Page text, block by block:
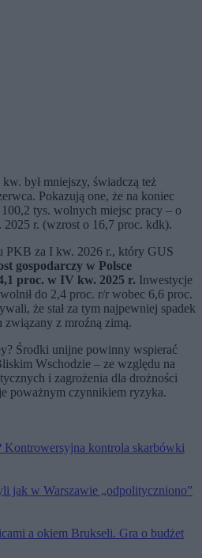
był mniejszy, świadczą też
Pokazują one, że na koniec
tys. wolnych miejsc pracy – o
r. (wzrost o 16,7 proc. kdk).
PKB za I kw. 2026 r., który GUS
gospodarczy w Polsce
proc. w IV kw. 2025 r. Inwestycje
do 2,4 proc. r/r wobec 6,6 proc.
że stał za tym najpewniej spadek
z mroźną zimą.
Środki unijne powinny wspierać
Wschodzie – ze względu na
i zagrożenia dla drożności
poważnym czynnikiem ryzyka.
Kontrowersyjna kontrola skarbówki
jak w Warszawie „odpolityczniono”
a okiem Brukseli. Gra o budżet